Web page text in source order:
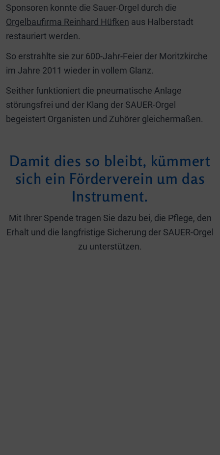
Sponsoren konnte die Sauer-Orgel durch die
Orgelbaufirma Reinhard Hüfken aus Halberstadt
restauriert werden.
So erstrahlte sie zur 600-Jahr-Feier der Moritzkirche
im Jahre 2011 wieder in vollem Glanz.
Seither funktioniert die pneumatische Anlage
störungsfrei und der Klang der SAUER-Orgel
begeistert Organisten und Zuhörer gleichermaßen.
Damit dies so bleibt, kümmert
sich ein Förderverein um das
Instrument.
Mit Ihrer Spende tragen Sie dazu bei, die Pflege, den
Erhalt und die langfristige Sicherung der SAUER-Orgel
zu unterstützen.